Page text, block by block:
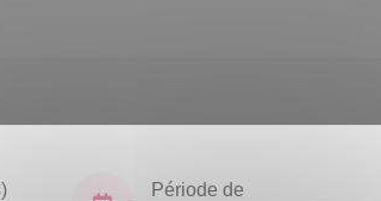
Période de